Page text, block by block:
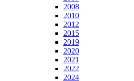
2008
2010
2012
2015
2019
2020
2021
2022
2024